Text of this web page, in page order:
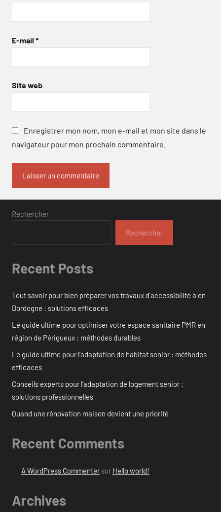
E-mail *
Site web
Enregistrer mon nom, mon e-mail et mon site dans le
navigateur pour mon prochain commentaire.
Rechercher
Rechercher
Recent Posts
Tout savoir pour bien préparer vos travaux d’accessibilité à en
Dordogne : solutions efficaces
Le guide ultime pour optimiser votre espace sanitaire PMR en
région de Périgueux : méthodes durables
Le guide ultime pour l’adaptation de habitat senior : méthodes
efficaces
Conseils experts pour l’adaptation de logement senior :
solutions professionnelles
Quand une rénovation maison devient une priorité
Recent Comments
A WordPress Commentersur Hello world!
Archives